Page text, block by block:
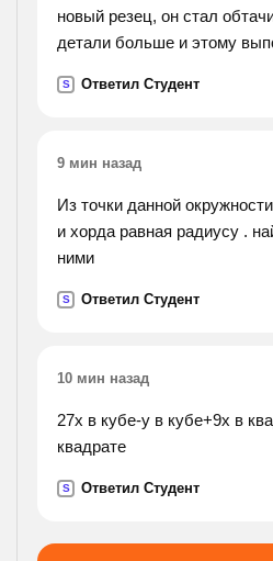
новый резец, он стал
детали больше и этому
обтачивал токарь
S Ответил Студент
9 мин назад
Из точки данной
и хорда равная радиусу .
ними
S Ответил Студент
10 мин назад
27x в кубе-y в кубе+9x в
квадрате
S Ответил Студент